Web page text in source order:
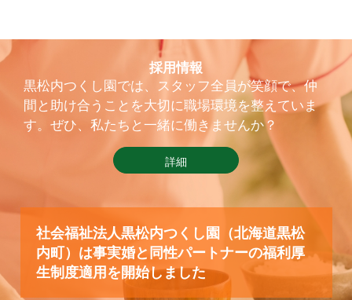
採用情報
黒松内つくし園では、スタッフ全員が笑顔で、仲
間と助け合うことを大切に職場環境を整えていま
す。ぜひ、私たちと一緒に働きませんか？
詳細
社会福祉法人黒松内つくし園（北海道黒松
内町）は事実婚と同性パートナーの福利厚
生制度適用を開始しました